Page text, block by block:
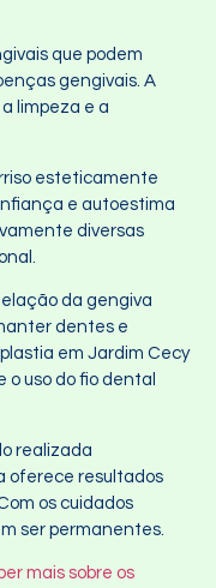
que podem
gengivais. A
limpeza e a
esteticamente
e autoestima
diversas
da gengiva
dentes e
em Jardim Cecy
o uso do fio dental
realizada
oferece resultados
os cuidados
ser permanentes.
mais sobre os